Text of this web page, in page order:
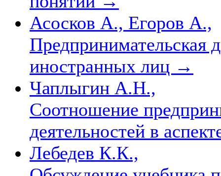
Асосков А., Егоров А.,
Предпринимательская
иностранных лиц →
Чаплыгин А.Н.,
Соотношение
деятельностей в
Лебедев К.К.,